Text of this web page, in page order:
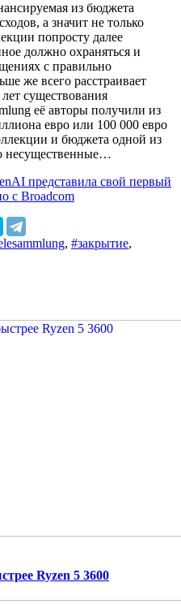
из бюджета
а значит не только
попросту далее
должно охраняться и
с правильно
же всего расстраивает
существования
её авторы получили из
евро или 100 000 евро
и бюджета одной из
несущественные…
представила свой первый
с Broadcom
, #закрытие,
Ryzen 5 3600